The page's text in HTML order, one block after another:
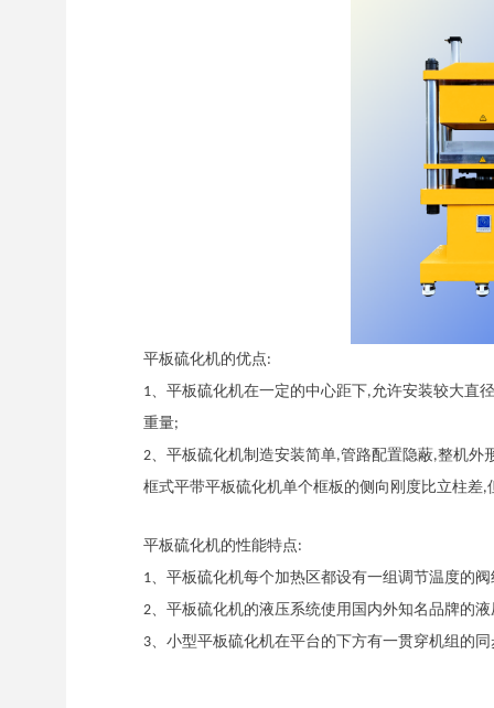
平板硫化机的优点:
1、平板硫化机在一定的中心距下, 允许安装较大直
重量;
2、平板硫化机制造安装简单,管路配置隐蔽,整机外
框式平带平板硫化机单个框板的侧向刚度比立柱差,
平板硫化机的性能特点:
1、平板硫化机每个加热区都设有一组调节温度的
2、平板硫化机的液压系统使用国内外知名品牌的
3、小型平板硫化机在平台的下方有一贯穿机组的